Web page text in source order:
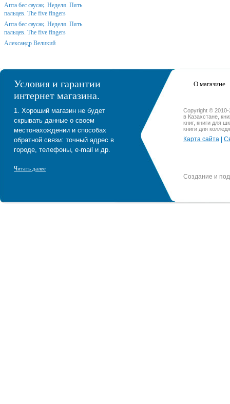
Апта бес саусақ. Неделя. Пять
пальцев. The five fingers
Апта бес саусақ. Неделя. Пять
пальцев. The five fingers
Александр Великий
О магазине
Copyright ©
в Казахстане,
книг, книги для
книги для
Карта сайта
Создание и
Условия и гарантии
интернет магазина.
1. Хороший магазин не будет
скрывать данные о своем
местонахождении и способах
обратной связи: точный адрес в
городе, телефоны, e-mail и др.
Читать далее